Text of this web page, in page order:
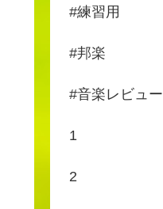
#練習用
#邦楽
#音楽レビュー
1
2